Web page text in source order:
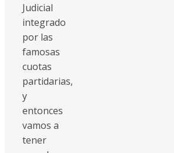
Judicial
integrado
por las
famosas
cuotas
partidarias,
y
entonces
vamos a
tener